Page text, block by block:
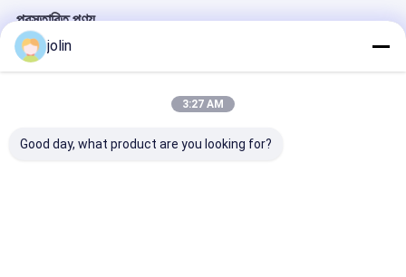
প্রস্তাবিত পণ্য
jolin
3:27 AM
Good day, what product are you looking for?